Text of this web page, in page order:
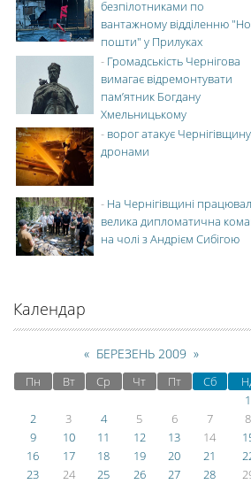
безпілотниками по
вантажному відділенню
пошти" у Прилуках
- Громадськість Чернігова
вимагає відремонтувати
пам’ятник Богдану
Хмельницькому
- ворог атакує Чернігівщину
дронами
- На Чернігівщині
велика дипломатична
на чолі з Андрієм Сибігою
Календар
« БЕРЕЗЕНЬ 2009 »
Пн Вт Ср Чт Пт Сб
1
2
3 4 5 6 7
8
9
10 11 12 13 14
16
17 18 19 20 21
23
24 25 26 27 28